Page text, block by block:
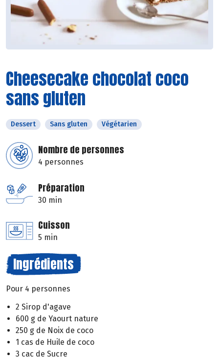
Cheesecake chocolat coco
sans gluten
Dessert Sans gluten Végétarien
Nombre de personnes
4 personnes
Préparation
30 min
Cuisson
5 min
Ingrédients
Pour 4 personnes
2 Sirop d'agave
600 g de Yaourt nature
250 g de Noix de coco
1 cas de Huile de coco
3 cac de Sucre